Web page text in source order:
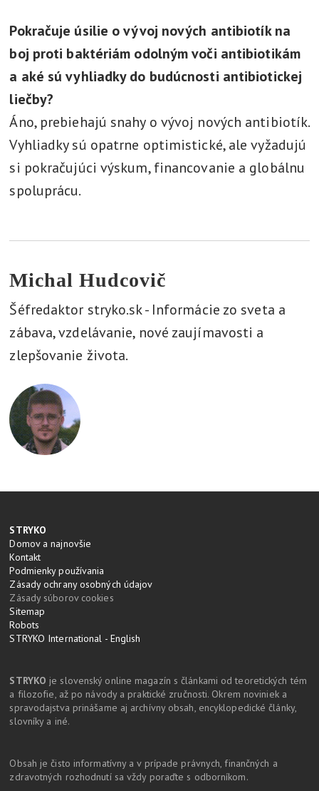
Pokračuje úsilie o vývoj nových antibiotík na
boj proti baktériám odolným voči antibiotikám
a aké sú vyhliadky do budúcnosti antibiotickej
liečby?
Áno, prebiehajú snahy o vývoj nových antibiotík.
Vyhliadky sú opatrne optimistické, ale vyžadujú
si pokračujúci výskum, financovanie a globálnu
spoluprácu.
Michal Hudcovič
Šéfredaktor stryko.sk - Informácie zo sveta a
zábava, vzdelávanie, nové zaujímavosti a
zlepšovanie života.
STRYKO
Domov a najnovšie
Kontakt
Podmienky používania
Zásady ochrany osobných údajov
Zásady súborov cookies
Sitemap
Robots
STRYKO International - English
STRYKO je slovenský online magazín s článkami od teoretických tém
a filozofie, až po návody a praktické zručnosti. Okrem noviniek a
spravodajstva prinášame aj archívny obsah, encyklopedické články,
slovníky a iné.
Obsah je čisto informatívny a v prípade právnych, finančných a
zdravotných rozhodnutí sa vždy poraďte s odborníkom.